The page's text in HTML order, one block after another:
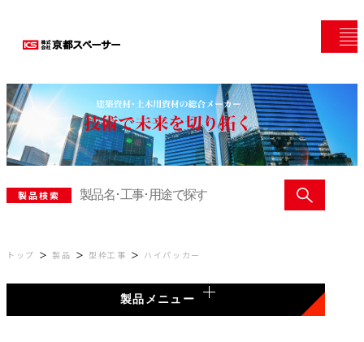
製品検索
トップ 製品 型枠工事 ハイパッカー
製品メニュー